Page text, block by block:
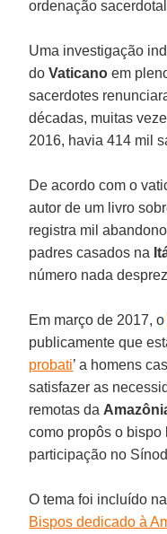
ordenação
Uma investigação
doVaticano em
sacerdotes
décadas, muitas
2016, havia 414 mil
De acordo com o
autor de um livro
registra mil
padres casados na
número nada
Em março de 2017, o
publicamente que
probati’ a homens
satisfazer as
remotas da
como propôs o bispo
participação no
O tema foi incluído
Bispos dedicado à